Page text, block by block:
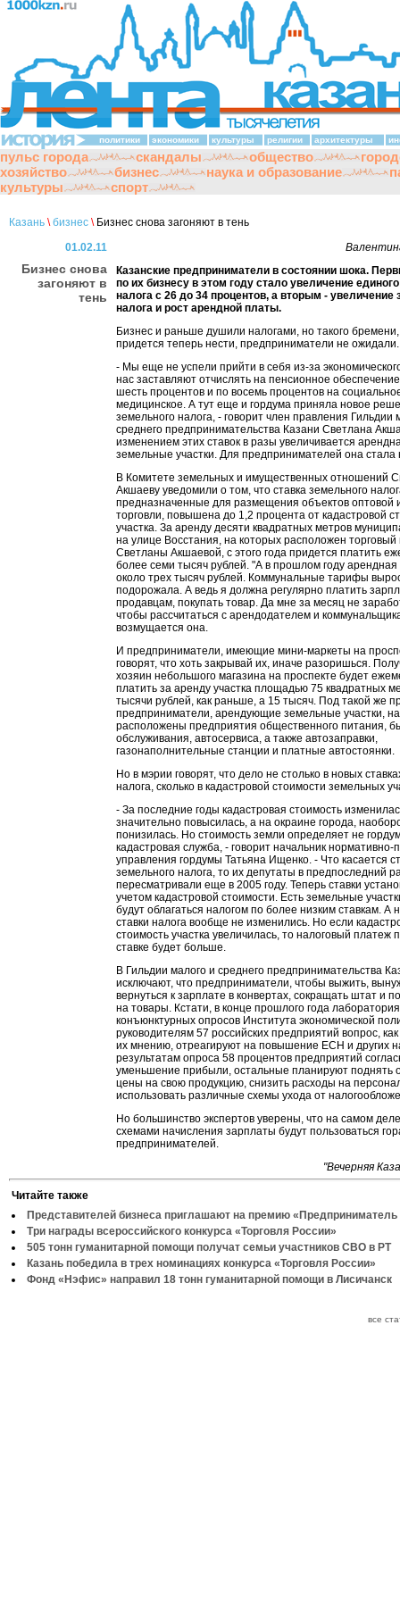
политики экономики культуры религии архитектуры
пульс города скандалы общество
хозяйство
бизнес наука и образование
культуры
спорт
Казань \ бизнес \Бизнес снова загоняют в тень
01.02.11
Бизнес снова
загоняют в
тень
Казанские предприниматели в состоянии шока.
по их бизнесу в этом году стало увеличение
налога с 26 до 34 процентов, а вторым - увеличение
налога и рост арендной платы.
Бизнес и раньше душили налогами, но такого
придется теперь нести, предприниматели не ожидали.
- Мы еще не успели прийти в себя из-за
нас заставляют отчислять на пенсионное
шесть процентов и по восемь процентов на
медицинское. А тут еще и гордума приняла новое
земельного налога, - говорит член правления Гильдии
среднего предпринимательства Казани Светлана
изменением этих ставок в разы увеличивается
земельные участки. Для предпринимателей она
В Комитете земельных и имущественных отношений
Акшаеву уведомили о том, что ставка земельного
предназначенные для размещения объектов оптовой
торговли, повышена до 1,2 процента от кадастровой
участка. За аренду десяти квадратных метров
на улице Восстания, на которых расположен торговый
Светланы Акшаевой, с этого года придется платить
более семи тысяч рублей. "А в прошлом году
около трех тысяч рублей. Коммунальные тарифы
подорожала. А ведь я должна регулярно платить
продавцам, покупать товар. Да мне за месяц не
чтобы рассчитаться с арендодателем и
возмущается она.
И предприниматели, имеющие мини-маркеты на
говорят, что хоть закрывай их, иначе разоришься.
хозяин небольшого магазина на проспекте будет
платить за аренду участка площадью 75 квадратных
тысячи рублей, как раньше, а 15 тысяч. Под такой же
предприниматели, арендующие земельные участки,
расположены предприятия общественного питания,
обслуживания, автосервиса, а также автозаправки,
газонаполнительные станции и платные автостоянки.
Но в мэрии говорят, что дело не столько в новых
налога, сколько в кадастровой стоимости земельных
- За последние годы кадастровая стоимость
значительно повысилась, а на окраине города,
понизилась. Но стоимость земли определяет не
кадастровая служба, - говорит начальник нормативно-
управления гордумы Татьяна Ищенко. - Что касается
земельного налога, то их депутаты в предпоследний
пересматривали еще в 2005 году. Теперь ставки
учетом кадастровой стоимости. Есть земельные
будут облагаться налогом по более низким ставкам. А
ставки налога вообще не изменились. Но если
стоимость участка увеличилась, то налоговый платеж
ставке будет больше.
В Гильдии малого и среднего предпринимательства
исключают, что предприниматели, чтобы выжить,
вернуться к зарплате в конвертах, сокращать штат и
на товары. Кстати, в конце прошлого года лаборатория
конъюнктурных опросов Института экономической
руководителям 57 российских предприятий вопрос,
их мнению, отреагируют на повышение ЕСН и других
результатам опроса 58 процентов предприятий
уменьшение прибыли, остальные планируют поднять
цены на свою продукцию, снизить расходы на
использовать различные схемы ухода от
Но большинство экспертов уверены, что на самом
схемами начисления зарплаты будут пользоваться
предпринимателей.
"Вечерняя
Читайте также
Представителей бизнеса приглашают на премию «Предприниматель
Три награды всероссийского конкурса «Торговля России»
505 тонн гуманитарной помощи получат семьи участников СВО в РТ
Казань победила в трех номинациях конкурса «Торговля России»
Фонд «Нэфис» направил 18 тонн гуманитарной помощи в Лисичанск
все